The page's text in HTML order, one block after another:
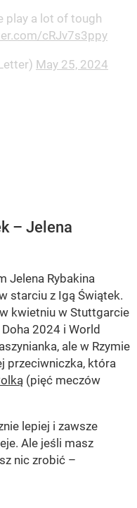
play a lot of tough
cRJv7s3ppy
May 25, 2024
– Jelena
Jelena Rybakina
starciu z Igą Świątek.
kwietniu w Stuttgarcie
2024 i World
ale w Rzymie
przeciwniczka, która
(pięć meczów
lepiej i zawsze
Ale jeśli masz
nic zrobić –